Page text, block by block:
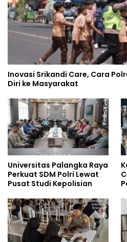
Inovasi Srikandi Care, Cara
Diri ke Masyarakat
Universitas Palangka Raya
Perkuat SDM Polri Lewat
Pusat Studi Kepolisian